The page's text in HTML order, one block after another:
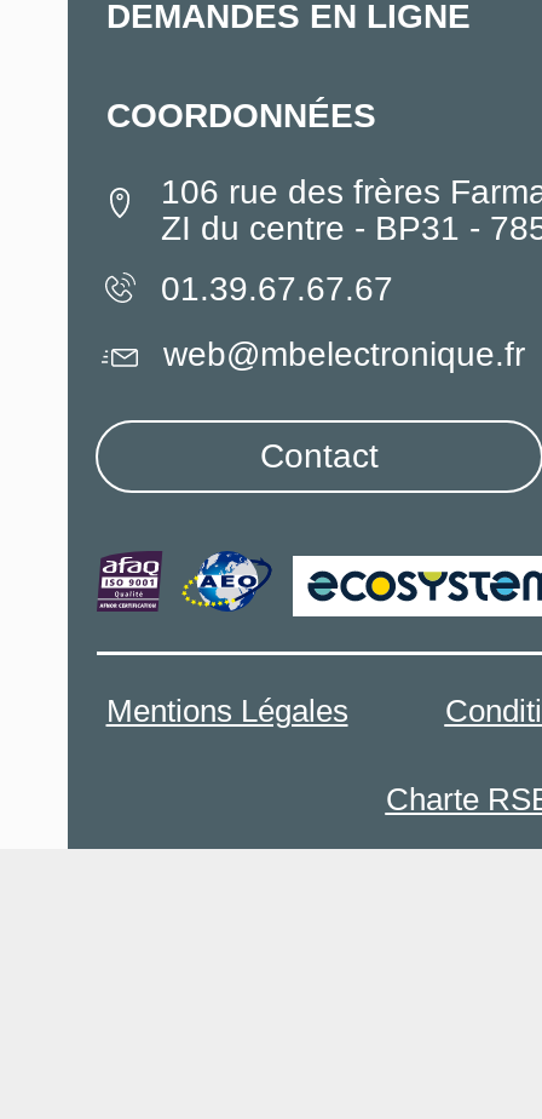
DEMANDES EN LIGNE
COORDONNÉES
106 rue des frères
ZI du centre - BP31 -
01.39.67.67.67
Mentions Légales
Charte
web@mbelectronique.fr
Contact